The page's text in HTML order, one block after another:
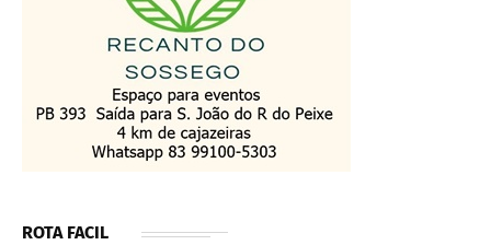
ROTA FACIL